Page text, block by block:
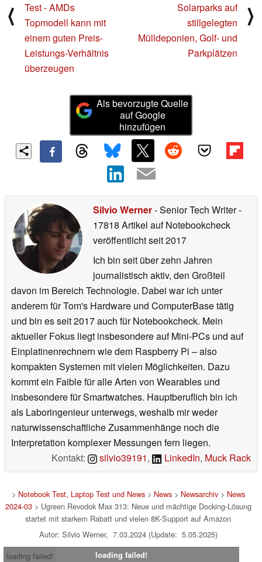
⟨
Test - AMDs
Topmodell kann mit
einem guten Preis-
Leistungs-Verhältnis
überzeugen
Solarparks auf
stillgelegten
Mülldeponien, Golf- und
Parkplätzen
⟩
Als bevorzugte Quelle
auf Google
hinzufügen
Silvio Werner- Senior Tech Writer-
17818 Artikel auf Notebookcheck
veröffentlichtseit 2017
Ich bin seit über zehn Jahren
journalistisch aktiv, den Großteil
davon im Bereich Technologie. Dabei war ich unter
anderem für Tom's Hardware und ComputerBase tätig
und bin es seit 2017 auch für Notebookcheck. Mein
aktueller Fokus liegt insbesondere auf Mini-PCs und auf
Einplatinenrechnern wie dem Raspberry Pi – also
kompakten Systemen mit vielen Möglichkeiten. Dazu
kommt ein Faible für alle Arten von Wearables und
insbesondere für Smartwatches. Hauptberuflich bin ich
als Laboringenieur unterwegs, weshalb mir weder
naturwissenschaftliche Zusammenhänge noch die
Interpretation komplexer Messungen fern liegen.
Kontakt:
silvio39191, LinkedIn, Muck Rack
> Notebook Test, Laptop Test und News> News> Newsarchiv> News
2024-03> Ugreen Revodok Max 313: Neue und mächtige Docking-Lösung
startet mit starkem Rabatt und vielen 8K-Support auf Amazon
Autor: Silvio Werner, 7.03.2024 (Update: 5.05.2025)
loading failed!
loading failed!